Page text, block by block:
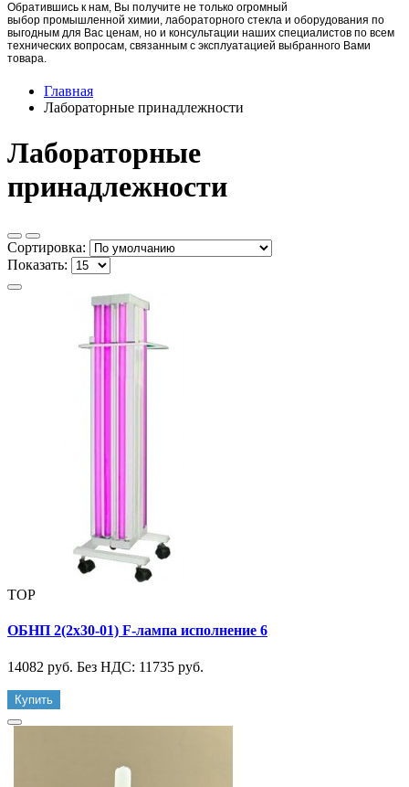
Обратившись к нам, Вы получите не только огромный
выбор промышленной химии, лабораторного стекла и оборудования по
выгодным для Вас ценам, но и консультации наших специалистов по всем
технических вопросам, связанным с эксплуатацией выбранного Вами
товара.
Главная
Лабораторные принадлежности
Лабораторные
принадлежности
Сортировка:
Показать:
TOP
ОБНП 2(2х30-01) F-лампа исполнение 6
14082 руб. Без НДС: 11735 руб.
Купить